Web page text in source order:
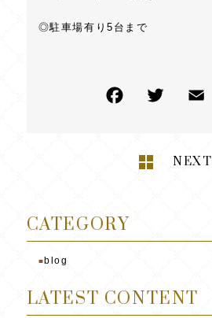
◎駐車場有り5台まで
NEXT
CATEGORY
■blog
LATEST CONTENT